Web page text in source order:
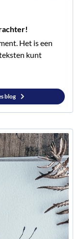
Het is een
kunt
blog